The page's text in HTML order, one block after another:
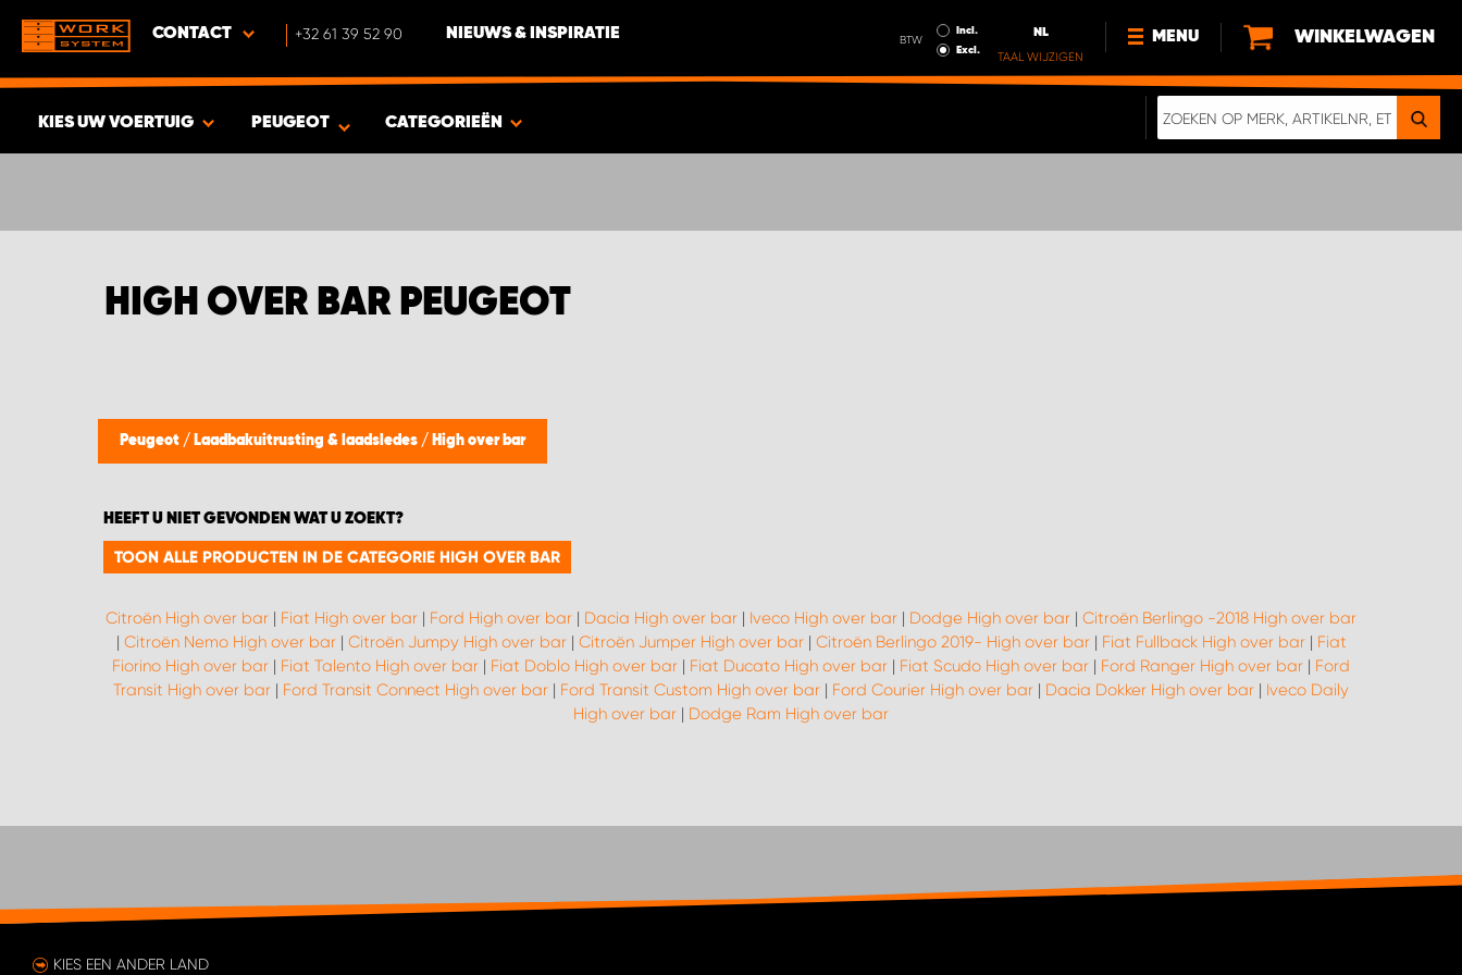
CONTACT +32 61 39 52 90 NIEUWS & INSPIRATIE BTW
Incl.
Excl.
NL
TAAL WIJZIGEN
MENU
NIEUWS
WINKELWAGEN
KIES UW VOERTUIG PEUGEOT CATEGORIEËN
HIGH OVER BAR PEUGEOT
Peugeot / Laadbakuitrusting & laadsledes / High over bar
HEEFT U NIET GEVONDEN WAT U ZOEKT?
TOON ALLE PRODUCTEN IN DE CATEGORIE HIGH OVER BAR
Citroën High over bar | Fiat High over bar | Ford High over bar | Dacia High over bar | Iveco High over bar | Dodge High over bar | Citroën Berlingo -2018 High over bar
| Citroën Nemo High over bar| Citroën Jumpy High over bar| Citroën Jumper High over bar| Citroën Berlingo 2019- High over bar| Fiat Fullback High over bar| Fiat
Fiorino High over bar | Fiat Talento High over bar | Fiat Doblo High over bar | Fiat Ducato High over bar | Fiat Scudo High over bar | Ford Ranger High over bar | Ford
Transit High over bar | Ford Transit Connect High over bar | Ford Transit Custom High over bar | Ford Courier High over bar | Dacia Dokker High over bar | Iveco Daily
High over bar | Dodge Ram High over bar
KIES EEN ANDER LAND